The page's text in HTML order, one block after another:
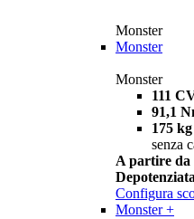
Monster
Monster
Monster
111
91,1
175 kg
senza
A partire da
Configura
Monster +